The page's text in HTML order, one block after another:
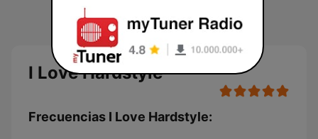
I Love Hardstyle
Frecuencias I Love Hardstyle: